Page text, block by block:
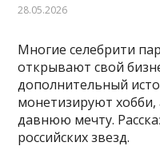
28.05.2026
Многие селебрити
открывают свой
дополнительный
монетизируют
давнюю мечту.
российских звезд.